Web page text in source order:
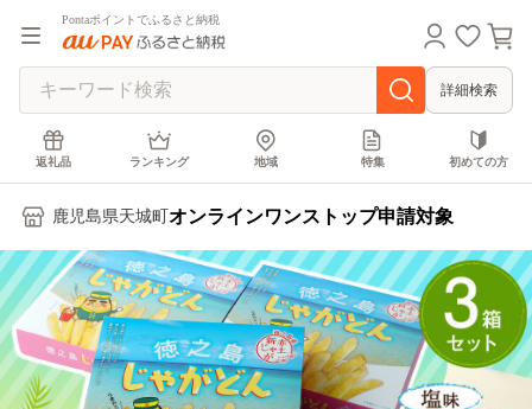
Pontaポイントでふるさと納税
詳細検索
返礼品 ランキング 地域 特集 初めての方
鹿児島県天城町 オンラインワンストップ申請対象